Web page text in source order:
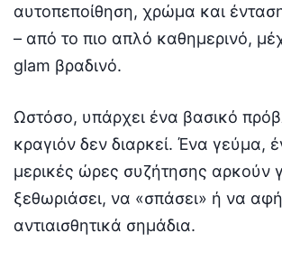
αυτοπεποίθηση, χρώμα και
– από το πιο απλό καθημερινό,
glam βραδινό.
Ωστόσο, υπάρχει ένα βασικό
κραγιόν δεν διαρκεί. Ένα γεύμα,
μερικές ώρες συζήτησης αρκούν
ξεθωριάσει, να «σπάσει» ή να
αντιαισθητικά σημάδια.